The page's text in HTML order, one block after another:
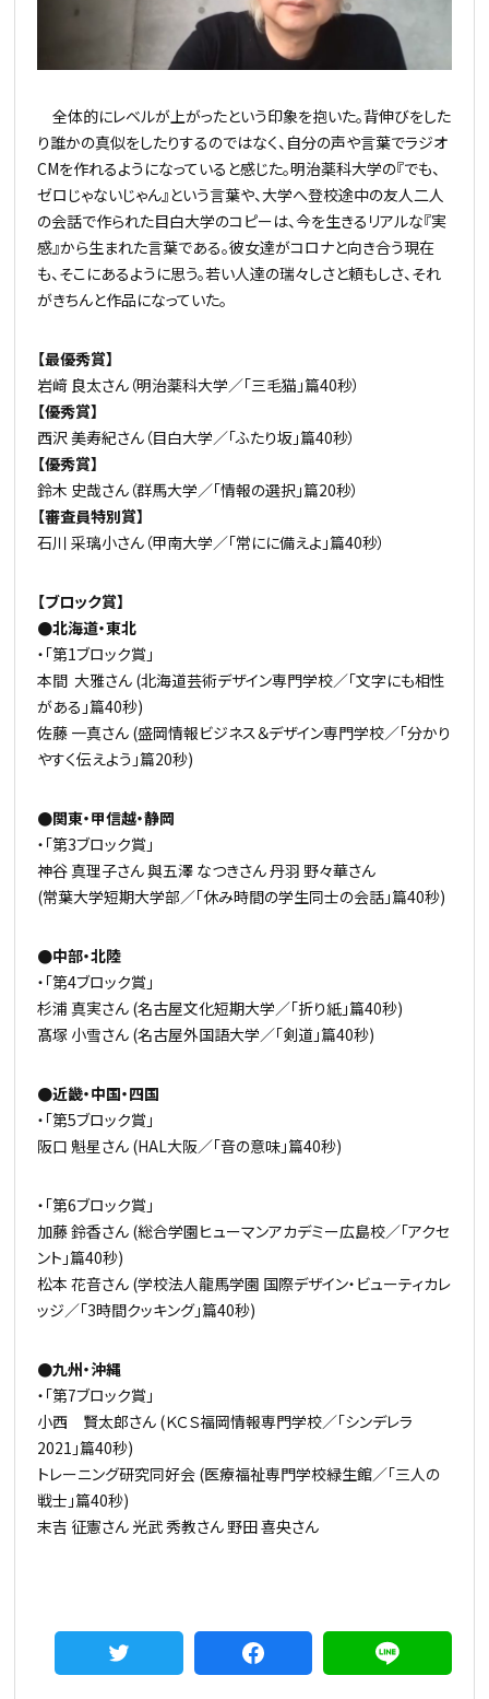
全体的にレベルが上がったという印象を抱いた。背伸びをした
り誰かの真似をしたりするのではなく、自分の声や言葉でラジオ
CMを作れるようになっていると感じた。明治薬科大学の『でも、
ゼロじゃないじゃん』という言葉や、大学へ登校途中の友人二人
の会話で作られた目白大学のコピーは、今を生きるリアルな『実
感』から生まれた言葉である。彼女達がコロナと向き合う現在
も、そこにあるように思う。若い人達の瑞々しさと頼もしさ、それ
がきちんと作品になっていた。
【最優秀賞】
岩﨑 良太さん（明治薬科大学／「三毛猫」篇40秒）
【優秀賞】
西沢 美寿紀さん（目白大学／「ふたり坂」篇40秒）
【優秀賞】
鈴木 史哉さん（群馬大学／「情報の選択」篇20秒）
【審査員特別賞】
石川 采璃小さん（甲南大学／「常にに備えよ」篇40秒）
【ブロック賞】
●北海道・東北
・「第1ブロック賞」
本間 大雅さん (北海道芸術デザイン専門学校／「文字にも相性
がある」篇40秒)
佐藤 一真さん (盛岡情報ビジネス＆デザイン専門学校／「分かり
やすく伝えよう」篇20秒)
●関東・甲信越・静岡
・「第3ブロック賞」
神谷 真理子さん 與五澤 なつきさん 丹羽 野々華さん
(常葉大学短期大学部／「休み時間の学生同士の会話」篇40秒)
●中部・北陸
・「第4ブロック賞」
杉浦 真実さん (名古屋文化短期大学／「折り紙」篇40秒)
髙塚 小雪さん (名古屋外国語大学／「剣道」篇40秒)
●近畿・中国・四国
・「第5ブロック賞」
阪口 魁星さん (HAL大阪／「音の意味」篇40秒)
・「第6ブロック賞」
加藤 鈴香さん (総合学園ヒューマンアカデミー広島校／「アクセ
ント」篇40秒)
松本 花音さん (学校法人龍馬学園 国際デザイン・ビューティカレ
ッジ／「3時間クッキング」篇40秒)
●九州・沖縄
・「第7ブロック賞」
小西 賢太郎さん (ＫＣＳ福岡情報専門学校／「シンデレラ
2021」篇40秒)
トレーニング研究同好会 (医療福祉専門学校緑生館／「三人の
戦士」篇40秒)
末吉 征憲さん 光武 秀教さん 野田 喜央さん